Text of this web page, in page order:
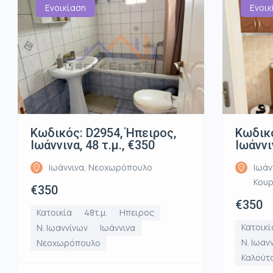
Ενοικίαση
Κωδικός: D2954, Ήπειρος,
Ιωάννινα, 48 τ.μ., €350
Ιωάννινα, Νεοχωρόπουλο
€350
Κατοικία 48τ.μ.
Ηπειρος
Ν. Ιωαννίνων
Ιωάννινα
Νεοχωρόπουλο
€350
Ν.